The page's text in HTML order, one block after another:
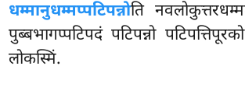
धम्मानुधम्मप्पटिपन्नोति
पुब्बभागप्पटिपदं पटिपन्नो
लोकस्मिं.